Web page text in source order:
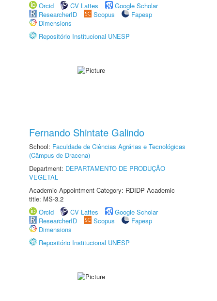
Orcid CV Lattes
Google Scholar
ResearcherID
Scopus
Fapesp
Dimensions
Repositório Institucional UNESP
Fernando Shintate Galindo
School: Faculdade de Ciências Agrárias e Tecnológicas
(Câmpus de Dracena)
Department: DEPARTAMENTO DE PRODUÇÃO
VEGETAL
Academic Appointment Category: RDIDP Academic
title: MS-3.2
Orcid
CV Lattes
Google Scholar
ResearcherID
Scopus
Fapesp
Dimensions
Repositório Institucional UNESP